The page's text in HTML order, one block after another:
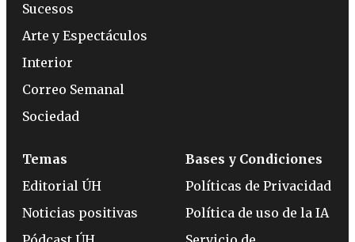
Sucesos
Arte y Espectáculos
Interior
Correo Semanal
Sociedad
Temas
Editorial ÚH
Noticias positivas
Bases y Condiciones
Políticas de Privacidad
Política de uso de la IA